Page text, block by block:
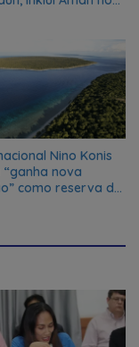
Nino Konis
“ganha nova
como reserva da